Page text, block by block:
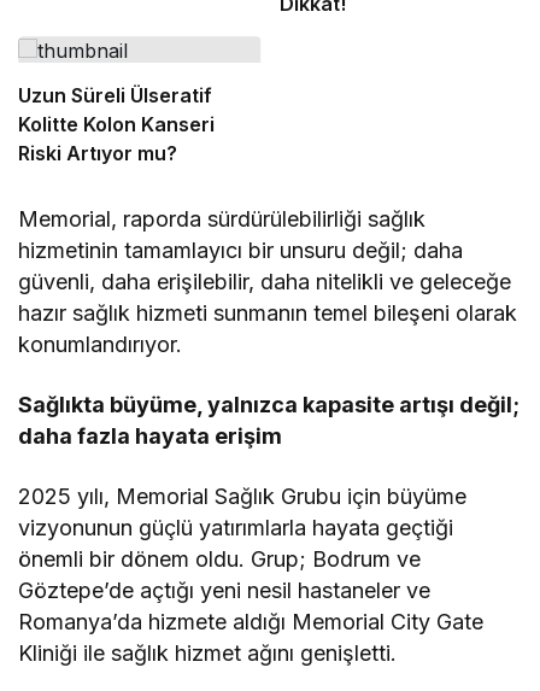
Uzun Süreli Ülseratif
Kolitte Kolon Kanseri
Riski Artıyor mu?
Memorial, raporda sürdürülebilirliği sağlık
hizmetinin tamamlayıcı bir unsuru değil; daha
güvenli, daha erişilebilir, daha nitelikli ve geleceğe
hazır sağlık hizmeti sunmanın temel bileşeni olarak
konumlandırıyor.
Sağlıkta büyüme, yalnızca kapasite artışı değil;
daha fazla hayata erişim
2025 yılı, Memorial Sağlık Grubu için büyüme
vizyonunun güçlü yatırımlarla hayata geçtiği
önemli bir dönem oldu. Grup; Bodrum ve
Göztepe’de açtığı yeni nesil hastaneler ve
Romanya’da hizmete aldığı Memorial City Gate
Kliniği ile sağlık hizmet ağını genişletti.